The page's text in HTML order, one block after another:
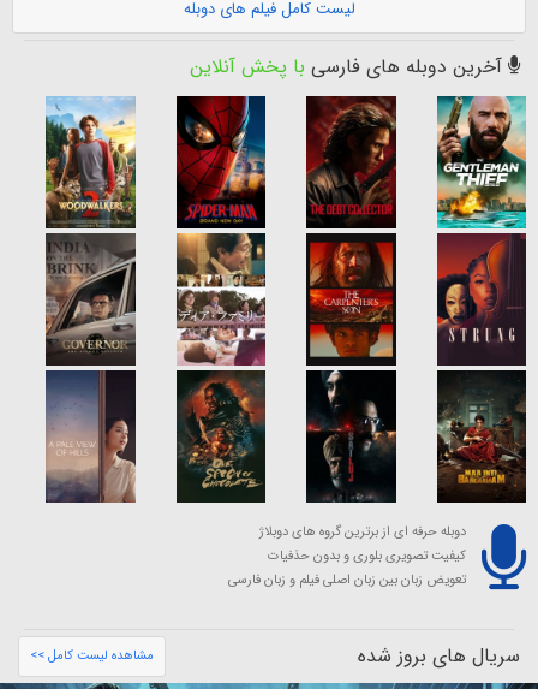
لیست کامل فیلم های دوبله
آخرین دوبله های فارسی با پخش آنلاین
دوبله حرفه ای از برترین گروه های دوبلاژ
کیفیت تصویری بلوری و بدون حذفیات
تعویض زبان بین زبان اصلی فیلم و زبان فارسی
سریال های بروز شده مشاهده لیست کامل >>